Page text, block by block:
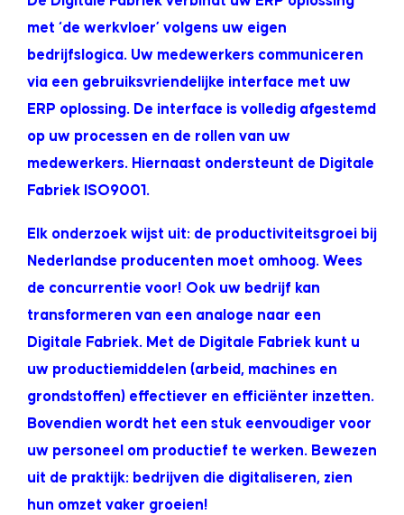
met ‘de werkvloer’ volgens uw eigen
bedrijfslogica. Uw medewerkers communiceren
via een gebruiksvriendelijke interface met uw
ERP oplossing. De interface is volledig afgestemd
op uw processen en de rollen van uw
medewerkers. Hiernaast ondersteunt de Digitale
Fabriek ISO9001.
Elk onderzoek wijst uit: de productiviteitsgroei bij
Nederlandse producenten moet omhoog. Wees
de concurrentie voor! Ook uw bedrijf kan
transformeren van een analoge naar een
Digitale Fabriek. Met de Digitale Fabriek kunt u
uw productiemiddelen (arbeid, machines en
grondstoffen) effectiever en efficiënter inzetten.
Bovendien wordt het een stuk eenvoudiger voor
uw personeel om productief te werken. Bewezen
uit de praktijk: bedrijven die digitaliseren, zien
hun omzet vaker groeien!